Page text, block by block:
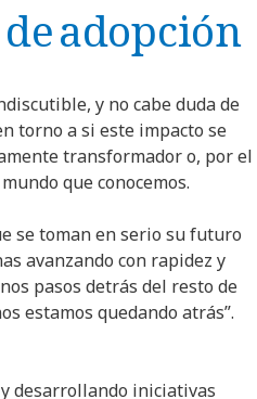
adopción
y no cabe duda de
torno a si este impacto se
transformador o, por el
que conocemos.
se toman en serio su futuro
avanzando con rapidez y
pasos detrás del resto de
estamos quedando atrás”.
desarrollando iniciativas